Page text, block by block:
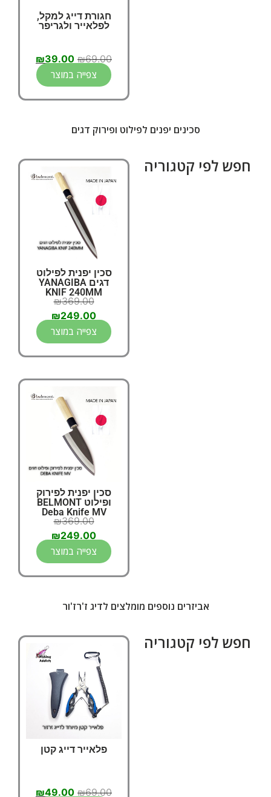
חגורת דייג למקל,
לפלאייר ולגריפר
₪69.00
₪39.00
צפייה במוצר
סכינים יפנים לפילוט ופירוק דגים
חפש לפי קטגוריה
סכין יפנית לפילוט
דגים YANAGIBA
KNIF 240MM
₪369.00
₪249.00
צפייה במוצר
סכין יפנית לפירוק
ופילוט BELMONT
Deba Knife MV
₪369.00
₪249.00
צפייה במוצר
אביזרים נוספים מומלצים לדיג ז'רז'ור
חפש לפי קטגוריה
פלאייר דייג קטן
₪69.00
₪49.00